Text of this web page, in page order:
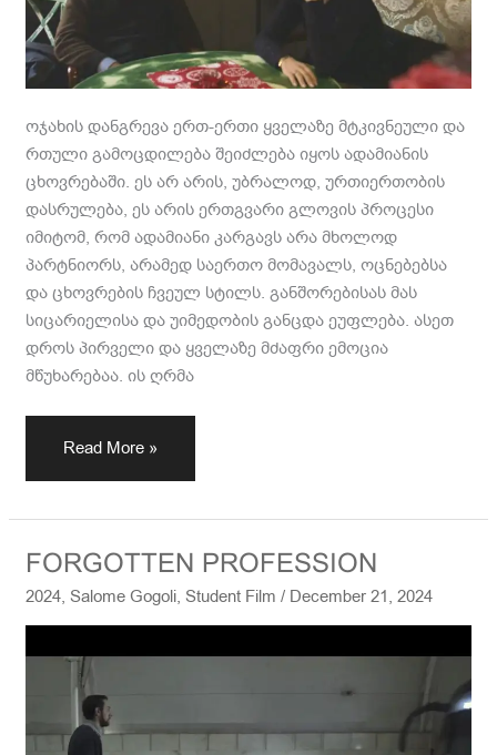
ოჯახის დანგრევა ერთ-ერთი ყველაზე მტკივნეული და
რთული გამოცდილება შეიძლება იყოს ადამიანის
ცხოვრებაში. ეს არ არის, უბრალოდ, ურთიერთობის
დასრულება, ეს არის ერთგვარი გლოვის პროცესი
იმიტომ, რომ ადამიანი კარგავს არა მხოლოდ
პარტნიორს, არამედ საერთო მომავალს, ოცნებებსა
და ცხოვრების ჩვეულ სტილს. განშორებისას მას
სიცარიელისა და უიმედობის განცდა ეუფლება. ასეთ
დროს პირველი და ყველაზე მძაფრი ემოცია
მწუხარებაა. ის ღრმა
Read More »
FORGOTTEN PROFESSION
2024, Salome Gogoli, Student Film / December 21, 2024
FORGOTTEN
PROFESSION